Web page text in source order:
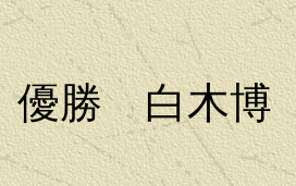
優勝 白木